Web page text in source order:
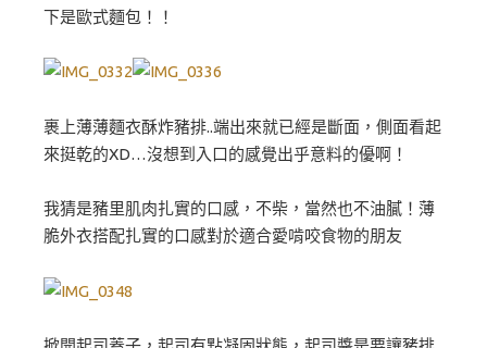
下是歐式麵包！！
裹上薄薄麵衣酥炸豬排..端出來就已經是斷面，側面看起
來挺乾的XD…沒想到入口的感覺出乎意料的優啊！
我猜是豬里肌肉扎實的口感，不柴，當然也不油膩！薄
脆外衣搭配扎實的口感對於適合愛啃咬食物的朋友